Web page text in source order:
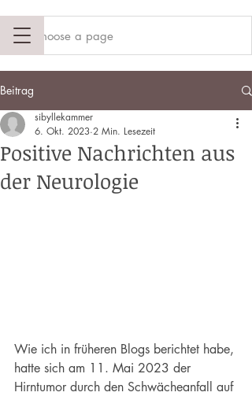
Beitrag
Positive Nachrichten aus
der Neurologie
sibyllekammer
6. Okt. 2023 2 Min. Lesezeit
Wie ich in früheren Blogs berichtet habe,
hatte sich am 11. Mai 2023 der
Hirntumor durch den Schwächeanfall auf